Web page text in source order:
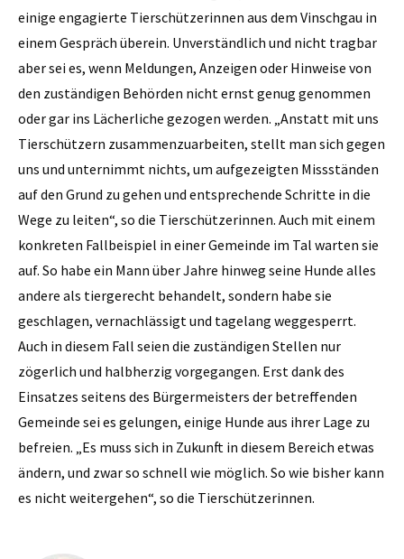
einige engagierte Tierschützerinnen aus dem Vinschgau in
einem Gespräch überein. Unverständlich und nicht tragbar
aber sei es, wenn Meldungen, Anzeigen oder Hinweise von
den zuständigen Behörden nicht ernst genug genommen
oder gar ins Lächerliche gezogen werden. „Anstatt mit uns
Tierschützern zusammenzuarbeiten, stellt man sich gegen
uns und unternimmt nichts, um aufgezeigten Missständen
auf den Grund zu gehen und entsprechende Schritte in die
Wege zu leiten“, so die Tierschützerinnen. Auch mit einem
konkreten Fallbeispiel in einer Gemeinde im Tal warten sie
auf. So habe ein Mann über Jahre hinweg seine Hunde alles
andere als tiergerecht behandelt, sondern habe sie
geschlagen, vernachlässigt und tagelang weggesperrt.
Auch in diesem Fall seien die zuständigen Stellen nur
zögerlich und halbherzig vorgegangen. Erst dank des
Einsatzes seitens des Bürgermeisters der betreffenden
Gemeinde sei es gelungen, einige Hunde aus ihrer Lage zu
befreien. „Es muss sich in Zukunft in diesem Bereich etwas
ändern, und zwar so schnell wie möglich. So wie bisher kann
es nicht weitergehen“, so die Tierschützerinnen.